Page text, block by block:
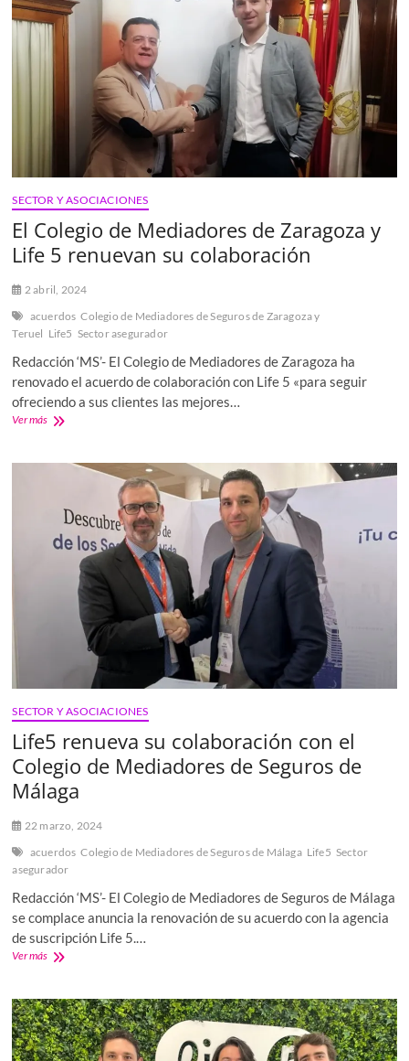
de
Seguros
Madrid
fomentarán
SECTOR Y ASOCIACIONES
El Colegio de Mediadores de Zaragoza y
Life 5 renuevan su colaboración
2 abril, 2024
acuerdos Colegio de Mediadores de Seguros de Zaragoza y
Teruel Life5 Sector asegurador
Redacción ‘MS’- El Colegio de Mediadores de Zaragoza ha
renovado el acuerdo de colaboración con Life 5 «para seguir
ofreciendo a sus clientes las mejores…
Ver másEl
Mediadores
Life
5
renuevan
colaboración
SECTOR Y ASOCIACIONES
Life5 renueva su colaboración con el
Colegio de Mediadores de Seguros de
Málaga
22 marzo, 2024
acuerdos Colegio de Mediadores de Seguros de Málaga Life5 Sector
asegurador
Redacción ‘MS’- El Colegio de Mediadores de Seguros de Málaga
se complace anuncia la renovación de su acuerdo con la agencia
de suscripción Life 5.…
Ver másLife5
colaboración
con
el
Colegio